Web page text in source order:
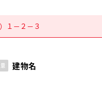
建物名